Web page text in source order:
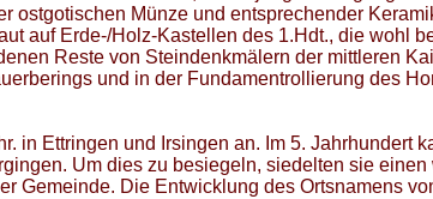
ostgotischen Münze und entsprechender
auf Erde-/Holz-Kastellen des 1.Hdt., die wohl
Reste von Steindenkmälern der mittleren
und in der Fundamentrollierung des
in Ettringen und Irsingen an. Im 5. Jahrhundert
Um dies zu besiegeln, siedelten sie
Gemeinde. Die Entwicklung des Ortsnamens